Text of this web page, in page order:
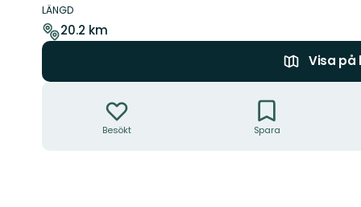
om
leden
LÄNGD
20.2 km
Visa på
Besökt Spara